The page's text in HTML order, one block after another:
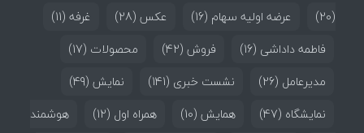
(20)
عرضه اولیه سهام (16) عکس (28) غرفه (11)
فاطمه داداشی (16) فروش (42) محصولات (17)
مدیرعامل (26) نشست خبری (141) نمایش (49)
نمایشگاه (47) همایش (10) همراه اول (12)
هوشمند